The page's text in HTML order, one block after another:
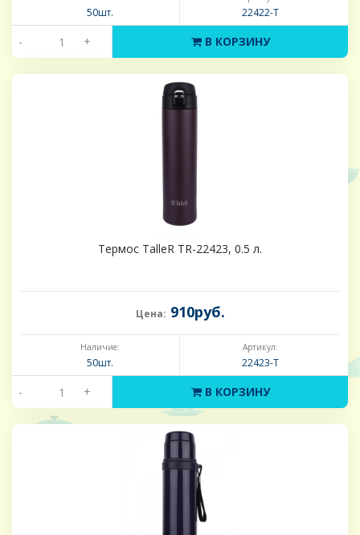
50шт. 22422-Т
- + В КОРЗИНУ
Термос TalleR TR-22423, 0.5 л.
Цена: 910руб.
Наличие:
50шт.
Артикул:
22423-Т
- + В КОРЗИНУ